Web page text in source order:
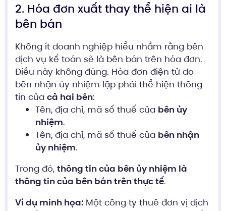
2. Hóa đơn xuất thay thể hiện ai là
bên bán
Không ít doanh nghiệp hiểu nhầm rằng bên
dịch vụ kế toán sẽ là bên bán trên hóa đơn.
Điều này không đúng. Hóa đơn điện tử do
bên nhận ủy nhiệm lập phải thể hiện thông
tin của cả hai bên:
Tên, địa chỉ, mã số thuế của bên ủy
nhiệm.
Tên, địa chỉ, mã số thuế của bên nhận
ủy nhiệm.
Trong đó, thông tin của bên ủy nhiệm là
thông tin của bên bán trên thực tế.
Ví dụ minh họa: Một công ty thuê đơn vị dịch